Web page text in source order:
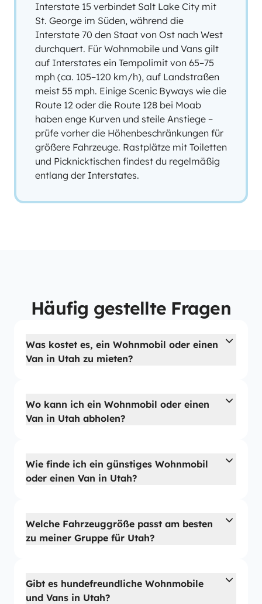
Interstate 15 verbindet Salt Lake City mit
St. George im Süden, während die
Interstate 70 den Staat von Ost nach West
durchquert. Für Wohnmobile und Vans gilt
auf Interstates ein Tempolimit von 65–75
mph (ca. 105–120 km/h), auf Landstraßen
meist 55 mph. Einige Scenic Byways wie die
Route 12 oder die Route 128 bei Moab
haben enge Kurven und steile Anstiege –
prüfe vorher die Höhenbeschränkungen für
größere Fahrzeuge. Rastplätze mit Toiletten
und Picknicktischen findest du regelmäßig
entlang der Interstates.
Häufig gestellte Fragen
Was kostet es, ein Wohnmobil oder einen
Van in Utah zu mieten?
Wo kann ich ein Wohnmobil oder einen
Van in Utah abholen?
Wie finde ich ein günstiges Wohnmobil
oder einen Van in Utah?
Welche Fahrzeuggröße passt am besten
zu meiner Gruppe für Utah?
Gibt es hundefreundliche Wohnmobile
und Vans in Utah?